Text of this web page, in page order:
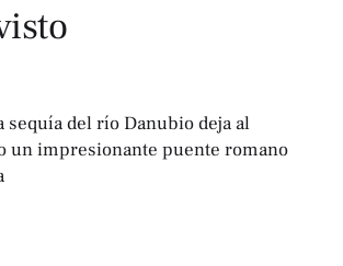
sequía del río Danubio deja al
un impresionante puente romano